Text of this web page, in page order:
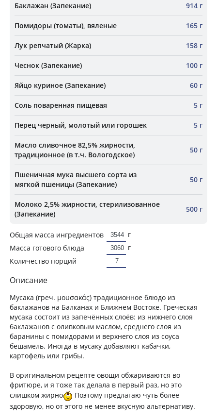
Баклажан (Запекание) 914 г
Помидоры (томаты), вяленые 165 г
Лук репчатый (Жарка) 158 г
Чеснок (Запекание) 100 г
Яйцо куриное (Запекание) 60 г
Соль поваренная пищевая 5 г
Перец черный, молотый или горошек 5 г
Масло сливочное 82,5% жирности,
традиционное (в т.ч. Вологодское)
50 г
Пшеничная мука высшего сорта из
мягкой пшеницы (Запекание)
50 г
Молоко 2,5% жирности, стерилизованное
(Запекание)
500 г
Общая масса ингредиентов
г
Масса готового блюда
г
Количество порций
Описание
Мусака (греч. μουσακάς) традиционное блюдо из
баклажанов на Балканах и Ближнем Востоке. Греческая
мусака состоит из запечённых слоёв: из нижнего слоя
баклажанов с оливковым маслом, среднего слоя из
баранины с помидорами и верхнего слоя из соуса
бешамель. Иногда в мусаку добавляют кабачки,
картофель или грибы.
В оригинальном рецепте овощи обжариваются во
фритюре, и я тоже так делала в первый раз, но это
слишком жирно
Поэтому предлагаю чуть более
здоровую, но от этого не менее вкусную альтернативу.